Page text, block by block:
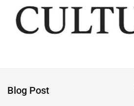
Blog Post